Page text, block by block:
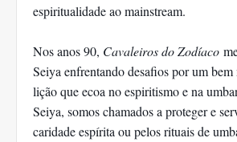
espiritualidade ao mainstream.
Nos anos 90, Cavaleiros do Zodíaco
Seiya enfrentando desafios por um
lição que ecoa no espiritismo e na
Seiya, somos chamados a proteger e
caridade espírita ou pelos rituais de